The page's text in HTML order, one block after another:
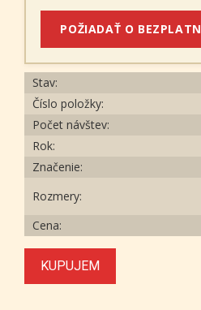
POŽIADAŤ O
Stav:
Číslo položky:
Počet návštev:
Rok:
Značenie:
Rozmery:
Cena:
KUPUJEM